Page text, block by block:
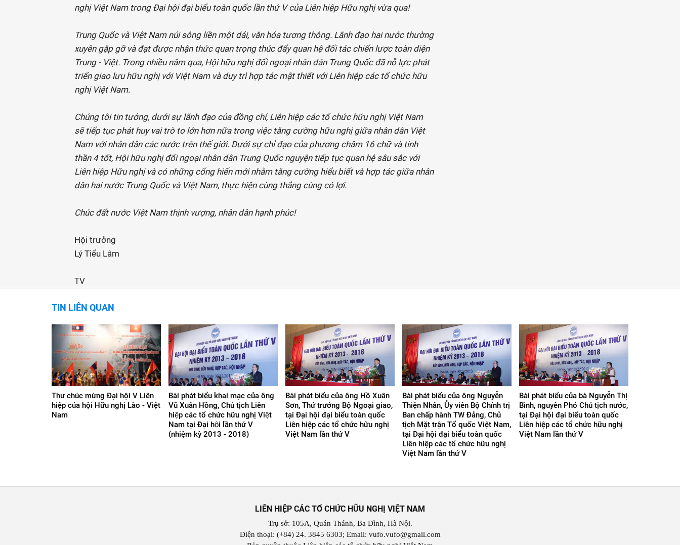
nghị Việt Nam trong Đại hội đại biểu toàn quốc lần thứ V của Liên hiệp Hữu nghị vừa qua!
Trung Quốc và Việt Nam núi sông liền một dải, văn hóa tương thông. Lãnh đạo hai nước thường
xuyên gặp gỡ và đạt được nhận thức quan trọng thúc đẩy quan hệ đối tác chiến lược toàn diện
Trung - Việt. Trong nhiều năm qua, Hội hữu nghị đối ngoại nhân dân Trung Quốc đã nỗ lực phát
triển giao lưu hữu nghị với Việt Nam và duy trì hợp tác mật thiết với Liên hiệp các tổ chức hữu
nghị Việt Nam.
Chúng tôi tin tưởng, dưới sự lãnh đạo của đồng chí, Liên hiệp các tổ chức hữu nghị Việt Nam
sẽ tiếp tục phát huy vai trò to lớn hơn nữa trong việc tăng cường hữu nghị giữa nhân dân Việt
Nam với nhân dân các nước trên thế giới. Dưới sự chỉ đạo của phương châm 16 chữ và tinh
thần 4 tốt, Hội hữu nghị đối ngoại nhân dân Trung Quốc nguyện tiếp tục quan hệ sâu sắc với
Liên hiệp Hữu nghị và có những cống hiến mới nhằm tăng cường hiểu biết và hợp tác giữa nhân
dân hai nước Trung Quốc và Việt Nam, thực hiện cùng thắng cùng có lợi.
Chúc đất nước Việt Nam thịnh vượng, nhân dân hạnh phúc!
Hội trưởng
Lý Tiểu Lâm
TV
TIN LIÊN QUAN
Thư chúc mừng Đại hội V Liên
hiệp của hội Hữu nghị Lào - Việt
Nam
Bài phát biểu khai mạc của ông
Vũ Xuân Hồng, Chủ tịch Liên
hiệp các tổ chức hữu nghị Việt
Nam tại Đại hội lần thứ V
(nhiệm kỳ 2013 - 2018)
Bài phát biểu của ông Hồ Xuân
Sơn, Thứ trưởng Bộ Ngoại giao,
tại Đại hội đại biểu toàn quốc
Liên hiệp các tổ chức hữu nghị
Việt Nam lần thứ V
Bài phát biểu của ông Nguyễn
Thiện Nhân, Ủy viên Bộ Chính trị
Ban chấp hành TW Đảng, Chủ
tịch Mặt trận Tổ quốc Việt Nam,
tại Đại hội đại biểu toàn quốc
Liên hiệp các tổ chức hữu nghị
Việt Nam lần thứ V
Bài phát biểu của bà Nguyễn Thị
Bình, nguyên Phó Chủ tịch nước,
tại Đại hội đại biểu toàn quốc
Liên hiệp các tổ chức hữu nghị
Việt Nam lần thứ V
LIÊN HIỆP CÁC TỔ CHỨC HỮU NGHỊ VIỆT NAM
Trụ sở: 105A, Quán Thánh, Ba Đình, Hà Nội.
Điện thoại: (+84) 24. 3845 6303; Email: vufo.vufo@gmail.com